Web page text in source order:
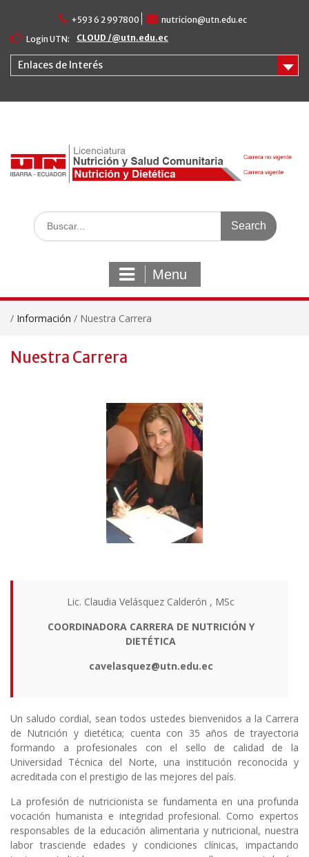
content
+593 6 2 997800
nutricion@utn.edu.ec
Login UTN:
CLOUD /@utn.edu.ec
Enlaces de Interés
Search
for:
Menu
/ Información / Nuestra Carrera
Nuestra Carrera
Lic. Claudia Velásquez Calderón , MSc
COORDINADORA CARRERA DE NUTRICIÓN Y
DIETÉTICA
cavelasquez@utn.edu.ec
Un saludo cordial, sean todos ustedes bienvenidos a la Carrera
de Nutrición y dietética; cuenta con 35 años de trayectoria
formando a profesionales con el sello de calidad de la
Universidad Técnica del Norte, una institución reconocida y
acreditada con el prestigio de las mejores del país.
La profesión de nutricionista se fundamenta en una profunda
vocación humanista e integridad profesional. Como expertos
responsables de la educación alimentaria y nutricional, nuestra
labor trasciende edades y condiciones clínicas, impactando